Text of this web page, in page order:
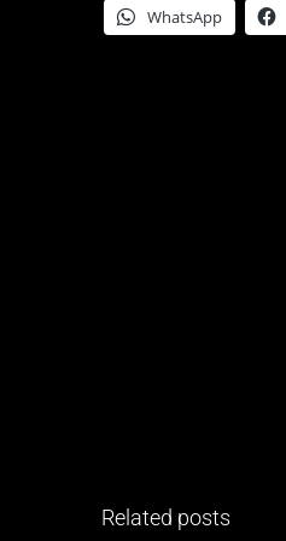
WhatsApp
Related posts